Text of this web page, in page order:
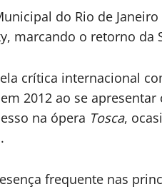
do Rio de
marcando o retorno da
crítica internacional
2012 ao se apresentar
na ópera Tosca,
frequente nas